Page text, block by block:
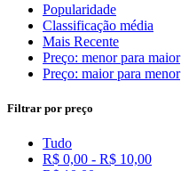
Popularidade
Classificação média
Mais Recente
Preço: menor para maior
Preço: maior para menor
Filtrar por preço
Tudo
R$ 0,00 - R$ 10,00